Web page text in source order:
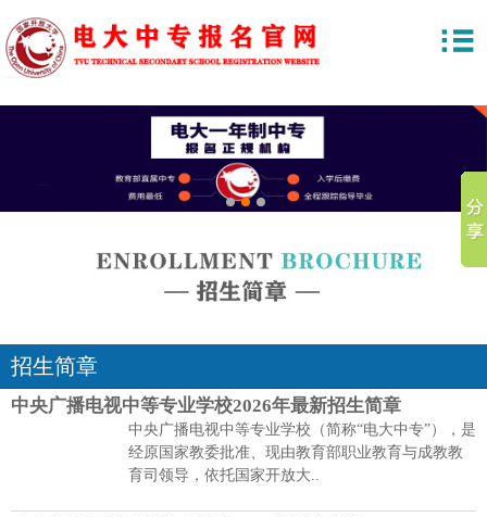
3
招生简章
中央广播电视中等专业学校2026年最新招生简章
中央广播电视中等专业学校（简称“电大中专”），是
经原国家教委批准、现由教育部职业教育与成教教
育司领导，依托国家开放大..